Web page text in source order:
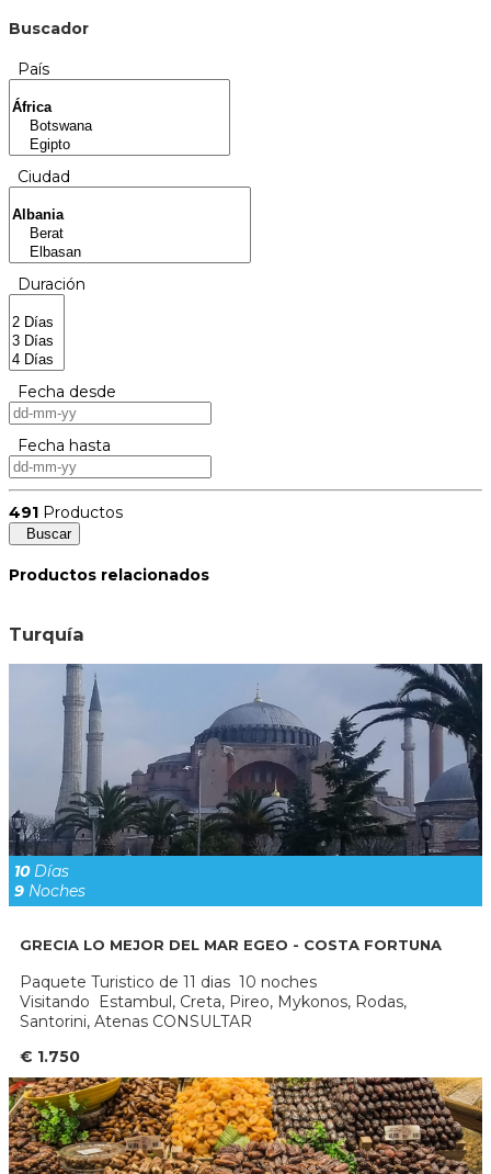
Buscador
País
Ciudad
Duración
Fecha desde
Fecha hasta
491 Productos
Buscar
Productos relacionados
Turquía
10Días
9 Noches
GRECIA LO MEJOR DEL MAR EGEO - COSTA FORTUNA
Paquete Turistico de 11 dias 10 noches
Visitando Estambul, Creta, Pireo, Mykonos, Rodas,
Santorini, Atenas CONSULTAR
€ 1.750